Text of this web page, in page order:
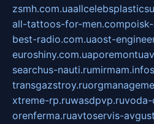
zsmh.com.ua
all-tattoos-for-men.com
best-radio.com.uaost-
euroshiny.com.ua
searchus-nauti.rumirmam.info
transgazstroy.ru
xtreme-rp.ruwasdpvp.ru
orenferma.ruavtoservis-